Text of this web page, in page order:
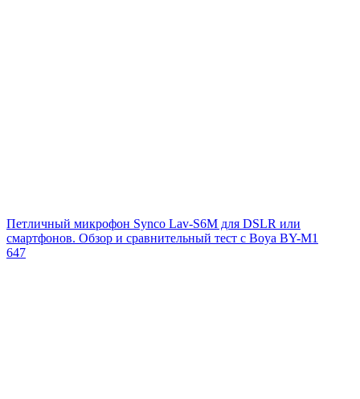
Петличный микрофон Synco Lav-S6M для DSLR или
смартфонов. Обзор и сравнительный тест с Boya BY-M1
647